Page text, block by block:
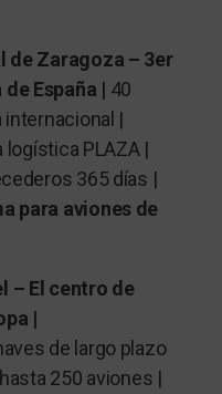
de Zaragoza – 3er
España | 40
|
PLAZA |
365 días |
para aviones de
– El centro de
|
de largo plazo
250 aviones |